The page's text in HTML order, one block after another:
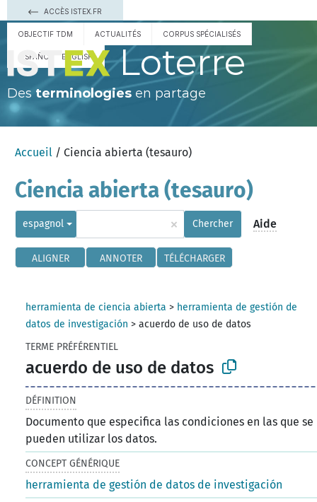
ACCÈS ISTEX.FR
OBJECTIF TDM ACTUALITÉS CORPUS SPÉCIALISÉS
ESPAÑOL ENGLISH Loterre
Des terminologies en partage
Accueil / Ciencia abierta (tesauro)
Ciencia abierta (tesauro)
espagnol × Chercher Aide
ALIGNER ANNOTER TÉLÉCHARGER
herramienta de ciencia abierta > herramienta de gestión de
datos de investigación >acuerdo de uso de datos
TERME PRÉFÉRENTIEL
acuerdo de uso de datos
DÉFINITION
Documento que especifica las condiciones en las que se
pueden utilizar los datos.
CONCEPT GÉNÉRIQUE
herramienta de gestión de datos de investigación